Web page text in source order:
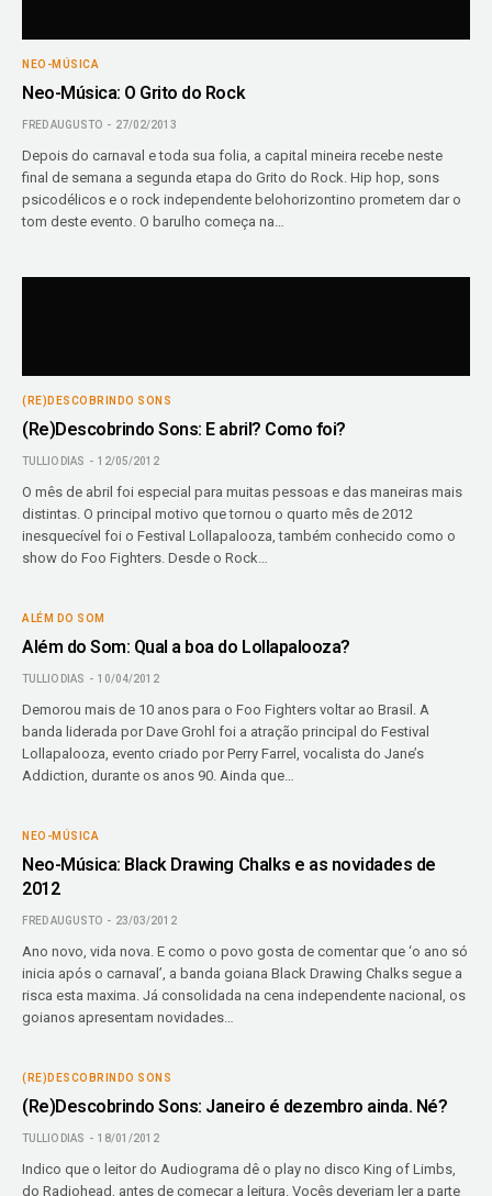
NEO-MÚSICA
Neo-Música: O Grito do Rock
FRED AUGUSTO 27/02/2013
Depois do carnaval e toda sua folia, a capital mineira recebe neste
final de semana a segunda etapa do Grito do Rock. Hip hop, sons
psicodélicos e o rock independente belohorizontino prometem dar o
tom deste evento. O barulho começa na…
(RE)DESCOBRINDO SONS
(Re)Descobrindo Sons: E abril? Como foi?
TULLIO DIAS 12/05/2012
O mês de abril foi especial para muitas pessoas e das maneiras mais
distintas. O principal motivo que tornou o quarto mês de 2012
inesquecível foi o Festival Lollapalooza, também conhecido como o
show do Foo Fighters. Desde o Rock…
ALÉM DO SOM
Além do Som: Qual a boa do Lollapalooza?
TULLIO DIAS 10/04/2012
Demorou mais de 10 anos para o Foo Fighters voltar ao Brasil. A
banda liderada por Dave Grohl foi a atração principal do Festival
Lollapalooza, evento criado por Perry Farrel, vocalista do Jane’s
Addiction, durante os anos 90. Ainda que…
NEO-MÚSICA
Neo-Música: Black Drawing Chalks e as novidades de
2012
FRED AUGUSTO 23/03/2012
Ano novo, vida nova. E como o povo gosta de comentar que ‘o ano só
inicia após o carnaval’, a banda goiana Black Drawing Chalks segue a
risca esta maxima. Já consolidada na cena independente nacional, os
goianos apresentam novidades…
(RE)DESCOBRINDO SONS
(Re)Descobrindo Sons: Janeiro é dezembro ainda. Né?
TULLIO DIAS 18/01/2012
Indico que o leitor do Audiograma dê o play no disco King of Limbs,
do Radiohead, antes de começar a leitura. Vocês deveriam ler a parte